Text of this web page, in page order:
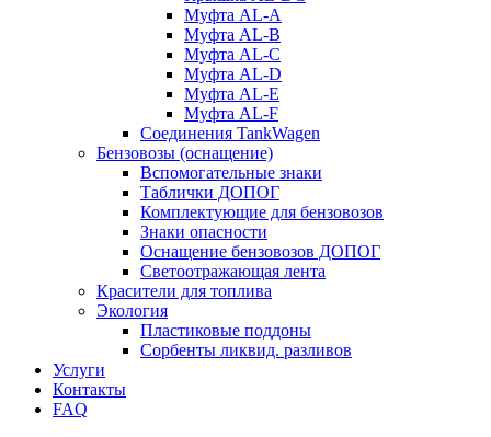
Муфта AL-A
Муфта AL-B
Муфта AL-C
Муфта AL-D
Муфта AL-E
Муфта AL-F
Соединения TankWagen
Бензовозы (оснащение)
Вспомогательные знаки
Таблички ДОПОГ
Комплектующие для бензовозов
Знаки опасности
Оснащение бензовозов ДОПОГ
Светоотражающая лента
Красители для топлива
Экология
Пластиковые поддоны
Сорбенты ликвид. разливов
Услуги
Контакты
FAQ